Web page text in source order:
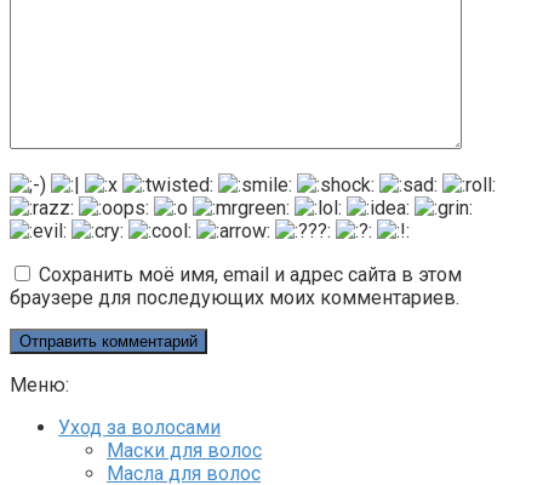
Сохранить моё имя, email и адрес сайта в этом
браузере для последующих моих комментариев.
Меню:
Уход за волосами
Маски для волос
Масла для волос